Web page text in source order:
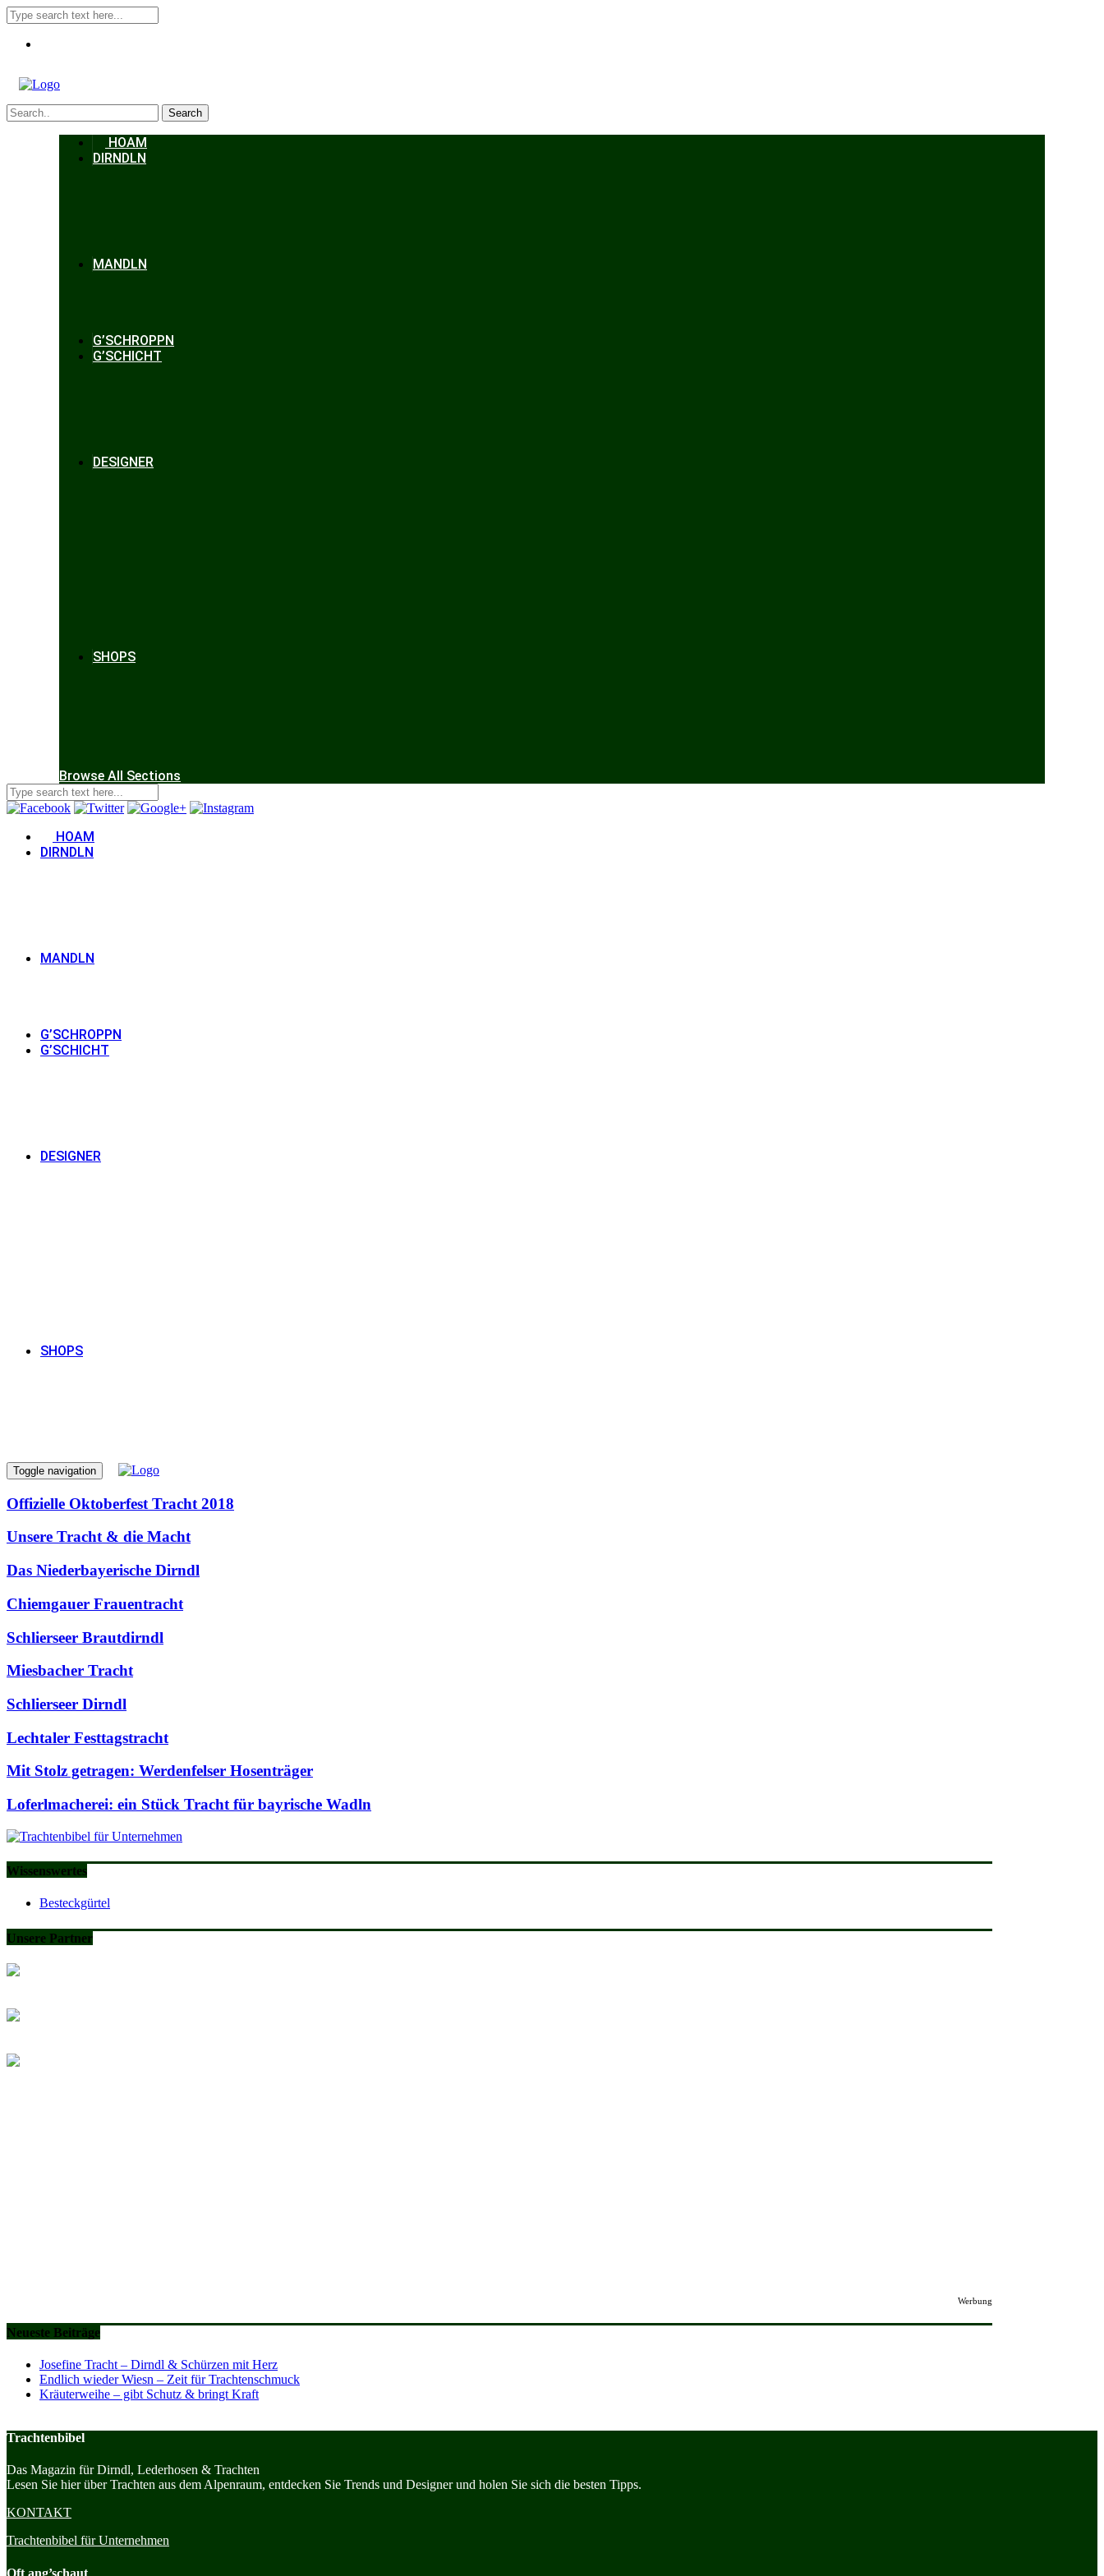
Search
HOAM
DIRNDLN
MANDLN
G’SCHROPPN
G’SCHICHT
DESIGNER
SHOPS
Browse All Sections
HOAM
DIRNDLN
MANDLN
G’SCHROPPN
G’SCHICHT
DESIGNER
SHOPS
Toggle navigation
Offizielle Oktoberfest Tracht 2018
Unsere Tracht & die Macht
Das Niederbayerische Dirndl
Chiemgauer Frauentracht
Schlierseer Brautdirndl
Miesbacher Tracht
Schlierseer Dirndl
Lechtaler Festtagstracht
Mit Stolz getragen: Werdenfelser Hosenträger
Loferlmacherei: ein Stück Tracht für bayrische Wadln
Wissenswertes
Besteckgürtel
Unsere Partner
Werbung
Neueste Beiträge
Josefine Tracht – Dirndl & Schürzen mit Herz
Endlich wieder Wiesn – Zeit für Trachtenschmuck
Kräuterweihe – gibt Schutz & bringt Kraft
Trachtenbibel
Das Magazin für Dirndl, Lederhosen & Trachten
Lesen Sie hier über Trachten aus dem Alpenraum, entdecken Sie Trends und Designer und holen Sie sich die besten Tipps.
KONTAKT
Trachtenbibel für Unternehmen
Oft ang’schaut